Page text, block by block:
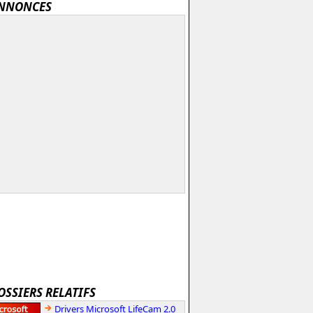
RELATIFS
Drivers Microsoft LifeCam 2.0